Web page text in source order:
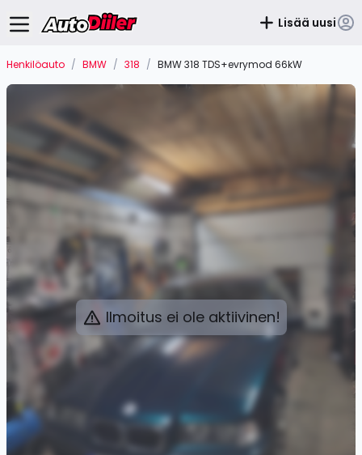
Lisää uusi
Henkilöauto / BMW / 318 / BMW 318 TDS+evrymod 66kW
Ilmoitus ei ole aktiivinen!